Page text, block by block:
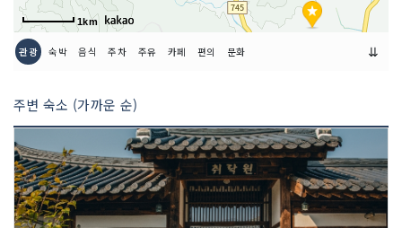
1km
관광 숙박 음식 주차 주유 카페 편의 문화 ⇊
주변 숙소 (가까운 순)